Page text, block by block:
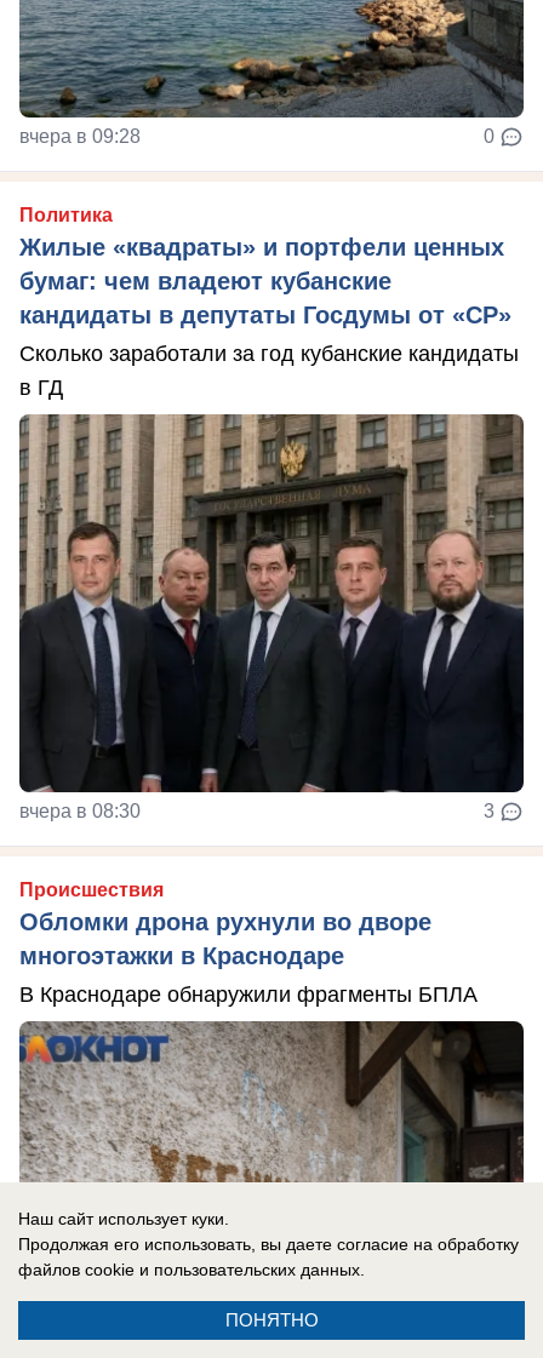
вчера в 09:28 0
Политика
Жилые «квадраты» и портфели ценных
бумаг: чем владеют кубанские
кандидаты в депутаты Госдумы от «СР»
Сколько заработали за год кубанские кандидаты
в ГД
вчера в 08:30 3
Происшествия
Обломки дрона рухнули во дворе
многоэтажки в Краснодаре
В Краснодаре обнаружили фрагменты БПЛА
Наш сайт использует куки.
Продолжая его использовать, вы даете согласие на обработку
файлов cookie и пользовательских данных.
ПОНЯТНО